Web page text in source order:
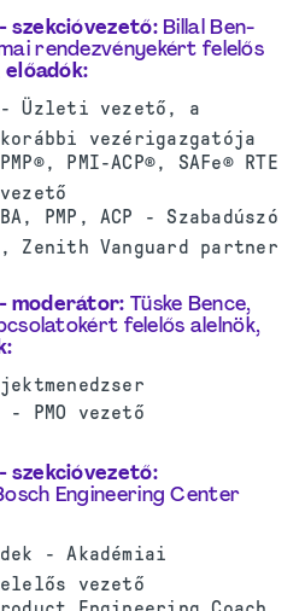
szekcióvezető:Billal Ben-
rendezvényekért felelős
előadók:
Üzleti vezető, a
vezérigazgatója
PMI-ACP®, SAFe® RTE
PMP, ACP - Szabadúszó
Zenith Vanguard partner
moderátor: Tüske Bence,
felelős alelnök,
:
PMO vezető
szekcióvezető:
Engineering Center
- Akadémiai
vezető